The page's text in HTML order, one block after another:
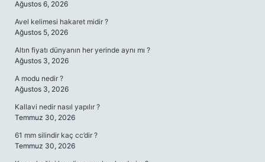
Ağustos 6, 2026
Avel kelimesi hakaret midir ?
Ağustos 5, 2026
Altın fiyatı dünyanın her yerinde aynı mı ?
Ağustos 3, 2026
A modu nedir ?
Ağustos 3, 2026
Kallavi nedir nasıl yapılır ?
Temmuz 30, 2026
61 mm silindir kaç cc’dir ?
Temmuz 30, 2026